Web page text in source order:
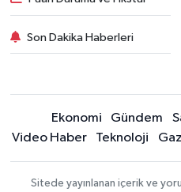
Son Dakika Haberleri
Ekonomi Gündem
Video Haber
Teknoloji
Sitede yayınlanan içerik ve